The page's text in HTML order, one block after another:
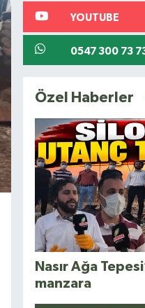
YOUTUBE
0547 300 73
Özel Haberler
Nasır Ağa
manzara